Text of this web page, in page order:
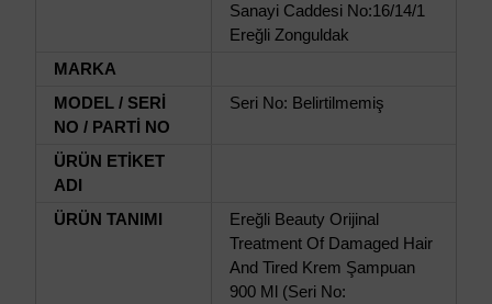
Sanayi Caddesi No:16/14/1
Ereğli Zonguldak
MARKA
MODEL / SERİ
NO / PARTİ NO
Seri No: Belirtilmemiş
ÜRÜN ETİKET
ADI
ÜRÜN TANIMI
Ereğli Beauty Orijinal
Treatment Of Damaged Hair
And Tired Krem Şampuan
900 Ml (Seri No: